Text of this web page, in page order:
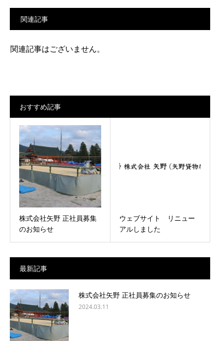
関連記事
関連記事はございません。
おすすめ記事
株式会社矢野 正社員募集
のお知らせ
ウェブサイト リニュー
アルしました
最新記事
株式会社矢野 正社員募集のお知らせ
2024.03.11